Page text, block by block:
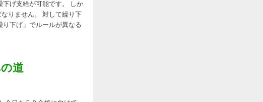
げ支給が可能です。 しか
りません。 対して繰り下
下げ」でルールが異なる
道